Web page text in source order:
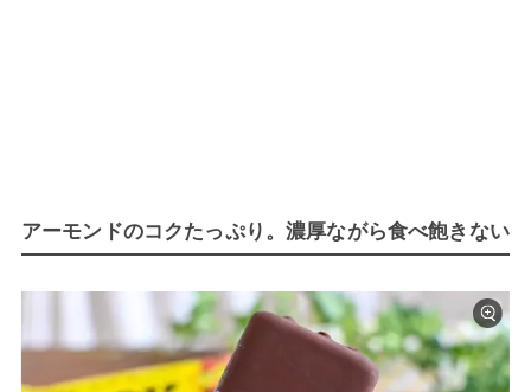
アーモンドのコクたっぷり。濃厚ながら食べ飽きない